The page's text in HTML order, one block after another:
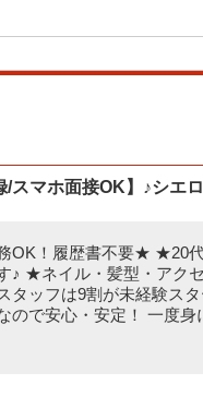
マホ面接OK】♪シエ
OK！履歴書不要★ ★20代
♪ ★ネイル・髪型・アク
タッフは9割が未経験ス
ので安心・安定！ 一度身